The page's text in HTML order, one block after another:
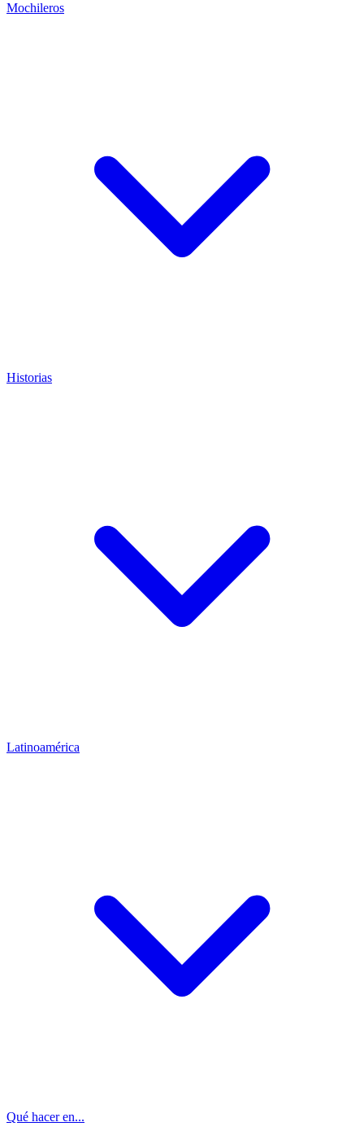
Mochileros
Historias
Latinoamérica
Qué hacer en...